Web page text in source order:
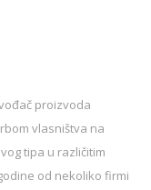
proizvoda
vlasništva na
tipa u različitim
od nekoliko firmi